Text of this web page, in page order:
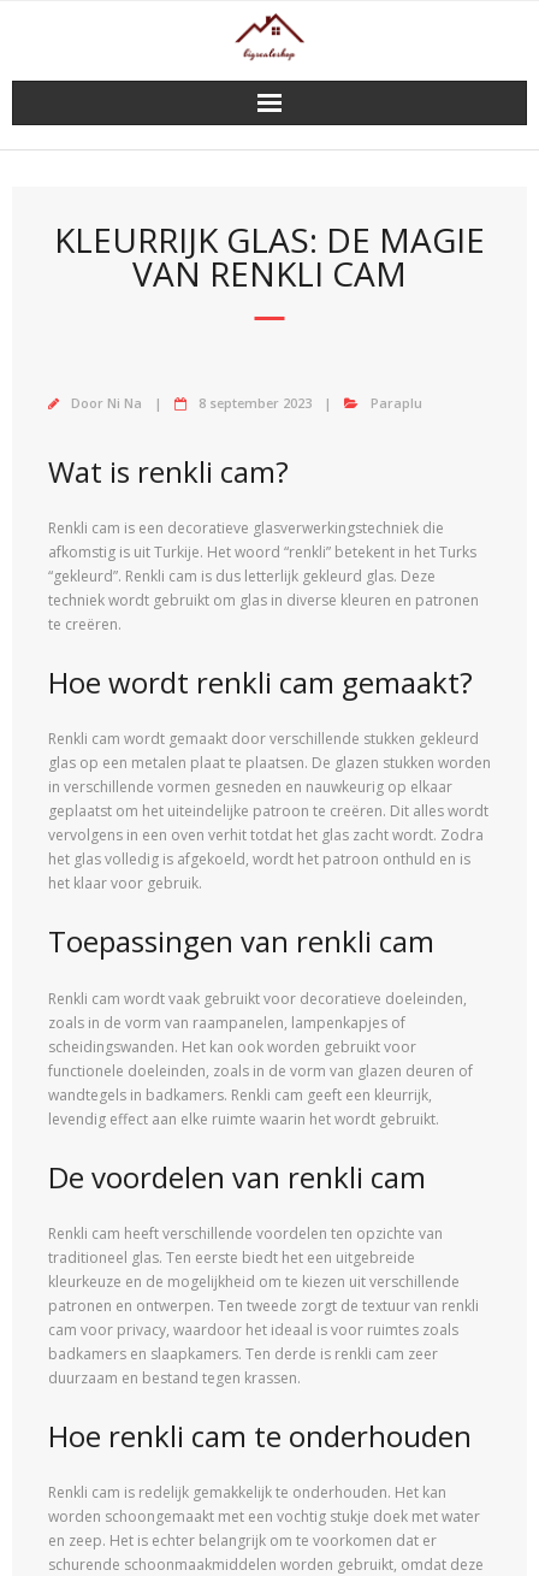
KLEURRIJK GLAS: DE MAGIE
VAN RENKLI CAM
Door Ni Na 8 september 2023 Paraplu
Wat is renkli cam?
Renkli cam is een decoratieve glasverwerkingstechniek die
afkomstig is uit Turkije. Het woord “renkli” betekent in het Turks
“gekleurd”. Renkli cam is dus letterlijk gekleurd glas. Deze
techniek wordt gebruikt om glas in diverse kleuren en patronen
te creëren.
Hoe wordt renkli cam gemaakt?
Renkli cam wordt gemaakt door verschillende stukken gekleurd
glas op een metalen plaat te plaatsen. De glazen stukken worden
in verschillende vormen gesneden en nauwkeurig op elkaar
geplaatst om het uiteindelijke patroon te creëren. Dit alles wordt
vervolgens in een oven verhit totdat het glas zacht wordt. Zodra
het glas volledig is afgekoeld, wordt het patroon onthuld en is
het klaar voor gebruik.
Toepassingen van renkli cam
Renkli cam wordt vaak gebruikt voor decoratieve doeleinden,
zoals in de vorm van raampanelen, lampenkapjes of
scheidingswanden. Het kan ook worden gebruikt voor
functionele doeleinden, zoals in de vorm van glazen deuren of
wandtegels in badkamers. Renkli cam geeft een kleurrijk,
levendig effect aan elke ruimte waarin het wordt gebruikt.
De voordelen van renkli cam
Renkli cam heeft verschillende voordelen ten opzichte van
traditioneel glas. Ten eerste biedt het een uitgebreide
kleurkeuze en de mogelijkheid om te kiezen uit verschillende
patronen en ontwerpen. Ten tweede zorgt de textuur van renkli
cam voor privacy, waardoor het ideaal is voor ruimtes zoals
badkamers en slaapkamers. Ten derde is renkli cam zeer
duurzaam en bestand tegen krassen.
Hoe renkli cam te onderhouden
Renkli cam is redelijk gemakkelijk te onderhouden. Het kan
worden schoongemaakt met een vochtig stukje doek met water
en zeep. Het is echter belangrijk om te voorkomen dat er
schurende schoonmaakmiddelen worden gebruikt, omdat deze